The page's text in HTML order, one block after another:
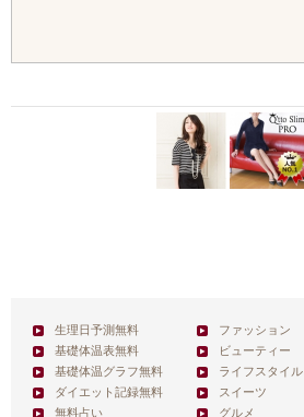
生理日予測無料
基礎体温表無料
基礎体温グラフ無料
ダイエット記録無料
無料占い
ファッション
ビューティー
ライフスタイル
スイーツ
グルメ